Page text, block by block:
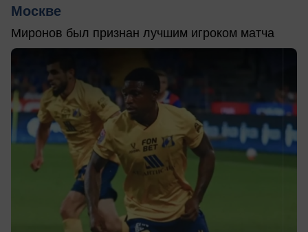
Москве
Миронов был признан лучшим игроком матча